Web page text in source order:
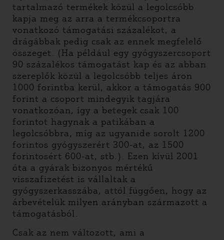
tartalmazó termékek közül a legolcsóbb
kapja meg az arra a termékcsoportra
vonatkozó támogatási százalékot, a
drágábbak pedig csak az ennek megfelelő
összeget. (Ha például egy gyógyszercsoport
90 százalékos támogatást kap és az abban
szereplők közül a legolcsóbb teljes áron
1000 forintba kerül, akkor a támogatás 900
forint a csoport mindegyik tagjára
vonatkozóan, így a betegek csak 100
forintot hagynak a patikában a
legolcsóbbra, míg az ugyanide sorolt 1200
forintos gyógyszerért 300-at, az 1500
forintosért 600-at, stb.). Ezen kívül 2001
óta a gyárak bizonyos mértékű
visszafizetést is vállaltak a
gyógyszerkasszába, attól függően, hogy az
árbevételük milyen arányban származott a
támogatásból.
Csak az nem változott, ami a